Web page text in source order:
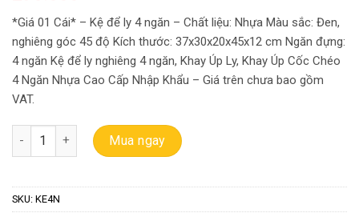
*Giá 01 Cái* – Kệ để ly 4 ngăn – Chất liệu: Nhựa Màu sắc: Đen,
nghiêng góc 45 độ Kích thước: 37x30x20x45x12 cm Ngăn đựng:
4 ngăn Kệ để ly nghiêng 4 ngăn, Khay Úp Ly, Khay Úp Cốc Chéo
4 Ngăn Nhựa Cao Cấp Nhập Khẩu – Giá trên chưa bao gồm
VAT.
Kệ để ly nghiêng 4 ngăn, Khay Úp Ly, Khay Úp Cốc Chéo 4 Ngăn
Mua ngay
SKU: KE4N